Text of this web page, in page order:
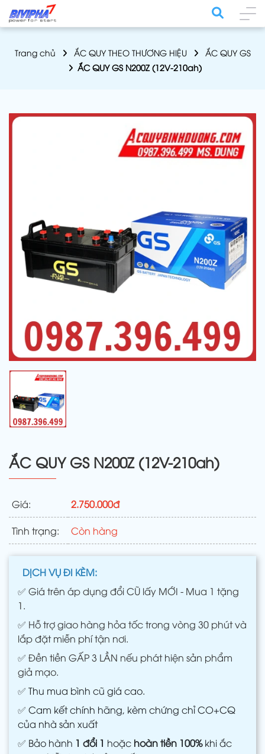
Trang chủ ẮC QUY THEO THƯƠNG HIỆU
ẮC QUY GS
ẮC QUY GS N200Z (12V-210ah)
ẮC QUY GS N200Z (12V-210ah)
Giá: 2.750.000đ
Tình trạng: Còn hàng
DỊCH VỤ ĐI KÈM:
✅ Giá trên áp dụng đổi CŨ lấy MỚI - Mua 1 tặng
1.
✅ Hỗ trợ giao hàng hỏa tốc trong vòng 30 phút và
lắp đặt miễn phí tận nơi.
✅ Đền tiền GẤP 3 LẦN nếu phát hiện sản phẩm
giả mạo.
✅ Thu mua bình cũ giá cao.
✅ Cam kết chính hãng, kèm chứng chỉ CO+CQ
của nhà sản xuất
✅ Bảo hành 1 đổi 1 hoặc hoàn tiền 100%khi ắc